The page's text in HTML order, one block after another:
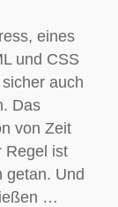
eines
und CSS
auch
Das
von Zeit
Regel ist
getan. Und
…